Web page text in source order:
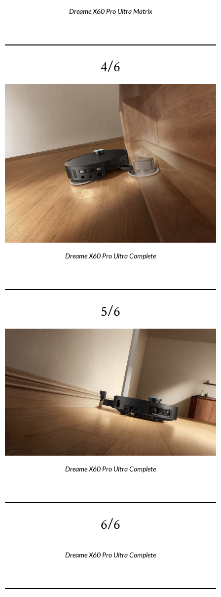
Dreame X60 Pro Ultra Matrix
4/6
Dreame X60 Pro Ultra Complete
5/6
Dreame X60 Pro Ultra Complete
6/6
Dreame X60 Pro Ultra Complete